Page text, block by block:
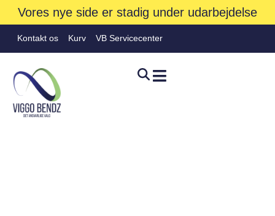
Vores nye side er stadig under udarbejdelse
Kontakt os Kurv VB Servicecenter